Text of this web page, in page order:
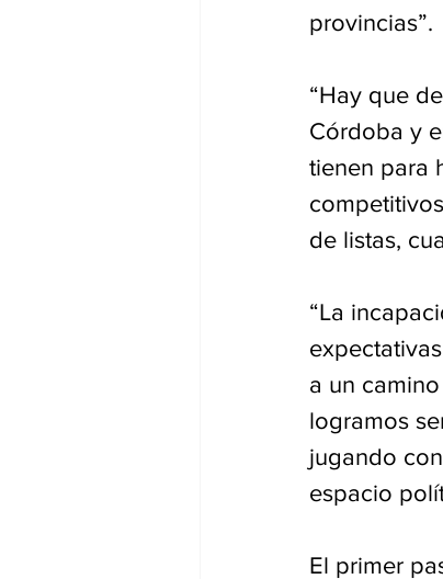
provincias”.
“Hay que
Córdoba y
tienen para
de listas,
“La
a un
logramos
jugando
espacio
El primer